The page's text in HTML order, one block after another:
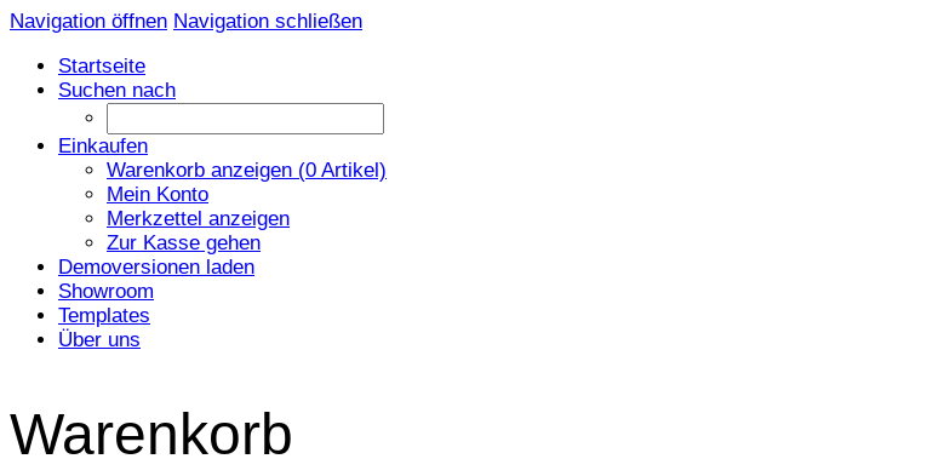
Navigation öffnen Navigation schließen
Startseite
Suchen nach
Einkaufen
Warenkorb anzeigen (0 Artikel)
Mein Konto
Merkzettel anzeigen
Zur Kasse gehen
Demoversionen laden
Showroom
Templates
Über uns
Warenkorb